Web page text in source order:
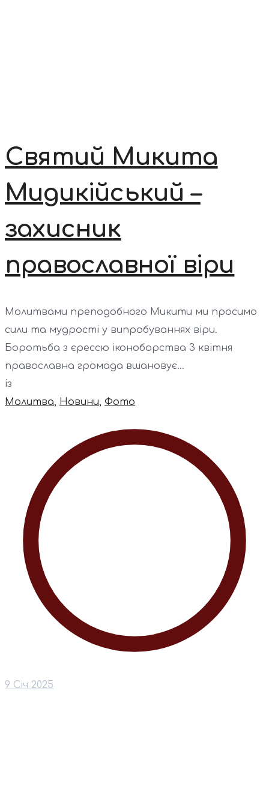
Святий Микита
Мидикійський –
захисник
православної віри
Молитвами преподобного Микити ми просимо
сили та мудрості у випробуваннях віри.
Боротьба з єрессю іконоборства 3 квітня
православна громада вшановує...
із
Молитва, Новини, Фото
9 Січ 2025